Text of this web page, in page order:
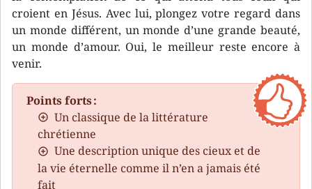
croient en Jésus. Avec lui, plongez votre regard dans
un monde différent, un monde d’une grande beauté,
un monde d’amour. Oui, le meilleur reste encore à
venir.
Points forts :
Un classique de la littérature
chrétienne
Une description unique des cieux et de
la vie éternelle comme il n’en a jamais été
fait